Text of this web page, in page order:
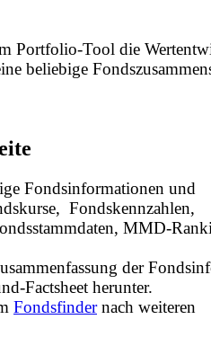
Portfolio-Tool die
beliebige
Fondsinformationen und
Fondskennzahlen,
MMD-
der
Factsheet herunter.
Fondsfindernach weiteren